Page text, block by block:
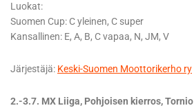
Luokat:
Suomen Cup: C yleinen, C super
Kansallinen: E, A, B, C vapaa, N, JM, V
Järjestäjä: Keski-Suomen Moottorikerho ry
2.-3.7. MX Liiga, Pohjoisen kierros, Tornio